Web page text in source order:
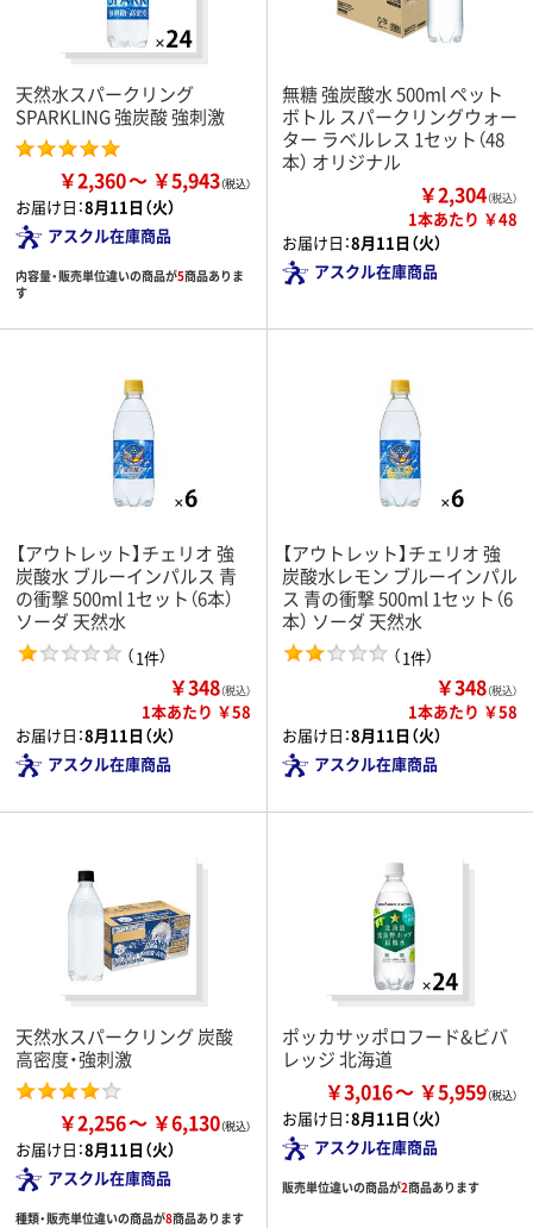
天然水スパークリング
SPARKLING 強炭酸 強刺激
￥2,360 ￥5,943
お届け日：8月11日（火）
アスクル在庫商品
内容量・販売単位違いの商品が5商品ありま
す
無糖 強炭酸水 500ml ペット
ボトル スパークリングウォー
ター ラベルレス 1セット（48
本） オリジナル
￥2,304（税込）
1本あたり ￥48
お届け日：8月11日（火）
アスクル在庫商品
【アウトレット】チェリオ 強
炭酸水 ブルーインパルス 青
の衝撃 500ml 1セット（6本）
ソーダ 天然水
（1件）
￥348（税込）
1本あたり ￥58
お届け日：8月11日（火）
アスクル在庫商品
【アウトレット】チェリオ 強
炭酸水レモン ブルーインパル
ス 青の衝撃 500ml 1セット（6
本） ソーダ 天然水
（1件）
￥348（税込）
1本あたり ￥58
お届け日：8月11日（火）
アスクル在庫商品
天然水スパークリング 炭酸
高密度・強刺激
￥2,256 ￥6,130
お届け日：8月11日（火）
アスクル在庫商品
種類・販売単位違いの商品が8商品あります
ポッカサッポロフード&ビバ
レッジ 北海道
￥3,016 ￥5,959
お届け日：8月11日（火）
アスクル在庫商品
販売単位違いの商品が2商品あります